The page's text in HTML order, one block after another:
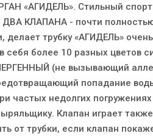
«АГИДЕЛЬ». Стильный
ДВА КЛАПАНА - почти
делает трубку «АГИДЕЛЬ»
себя более 10 разных цветов
(не вызывающий
попадание
частых недолгих
Клапан играет
от трубки, если клапан